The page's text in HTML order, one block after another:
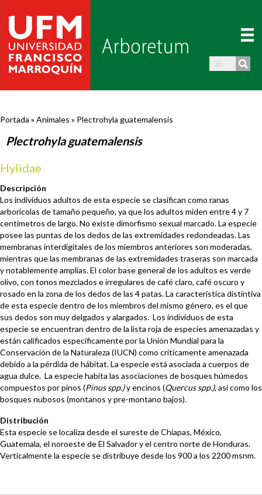
Portada » Animales » Plectrohyla guatemalensis
Plectrohyla guatemalensis
Hylidae
Descripción
Los individuos adultos de esta especie se clasifican como ranas
arborícolas de tamaño pequeño, ya que los adultos miden entre 4 y 7
centímetros de largo. No existe dimorfismo sexual marcado. La especie
posee las puntas de los dedos de las extremidades redondeadas. Las
membranas interdigitales de los miembros anteriores son moderadas,
mientras que las membranas de las extremidades traseras son marcada
y notablemente amplias. El color base general de los adultos es verde
olivo, con tonos mezclados e irregulares de café claro, café oscuro y
rosado en la zona de los dedos de las 4 patas. La característica distintiva
de esta especie dentro de los miembros del mismo género, es el que
sus dedos son muy delgados y alargados. Los individuos de esta
especie se encuentran dentro de la lista roja de especies amenazadas y
están calificados específicamente por la Unión Mundial para la
Conservación de la Naturaleza (IUCN) como críticamente amenazada
debido a la pérdida de hábitat. La especie está asociada a cuerpos de
agua dulce. La especie habita las asociaciones de bosques húmedos
compuestos por pinos (Pinus spp.)y encinos (Quercus spp.), así como los
bosques nubosos (montanos y pre-montano bajos).
Distribución
Esta especie se localiza desde el sureste de Chiapas, México,
Guatemala, el noroeste de El Salvador y el centro norte de Honduras.
Verticalmente la especie se distribuye desde los 900 a los 2200 msnm.